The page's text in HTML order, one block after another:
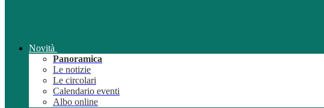
Novità
Panoramica
Le notizie
Le circolari
Calendario eventi
Albo online